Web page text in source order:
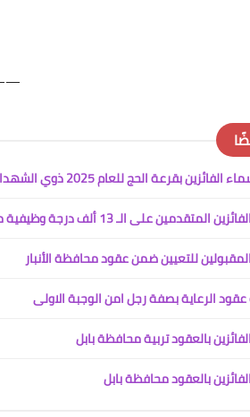
الفائزين بقرعة الحج للعام 2025 ذوي الشهداء
على الـ 13 ألف درجة وظيفية محافظة البصرة
للتعيين ضمن عقود محافظة الأنبار
الرعاية بصفة رجل امن الوجبة الاولى
بالعقود تربية محافظة بابل
بالعقود محافظة بابل